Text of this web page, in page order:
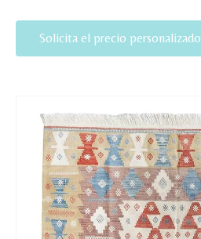
Solicita el precio personalizado